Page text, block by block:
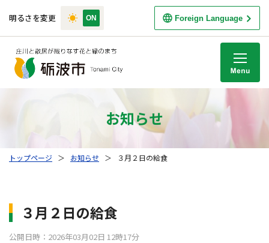
明るさを変更 Foreign Language
お知らせ
トップページ ＞ お知らせ ＞ ３月２日の給食
３月２日の給食
公開日時：2026年03月02日 12時17分